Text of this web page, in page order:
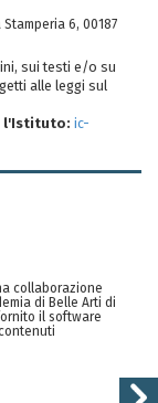
Stamperia 6, 00187
sui testi e/o su
alle leggi sul
l'Istituto: ic-
collaborazione
di Belle Arti di
il software